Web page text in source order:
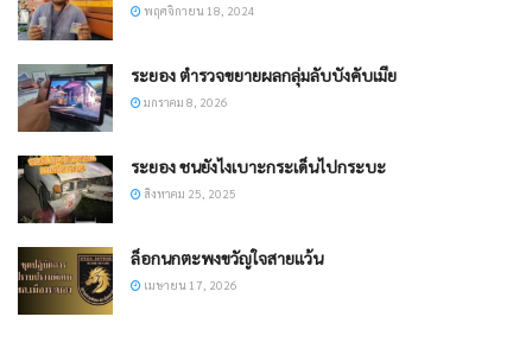
พฤศจิกายน 18, 2024
ระยอง ตำรวจขยายผลกลุ่มลับบังคับเมีย
มกราคม 8, 2026
ระยอง ชนยังไงเบาะกระเด็นไปกระบะ
สิงหาคม 25, 2025
ล็อกนกตะพงขวัญใจสายแว้น
เมษายน 17, 2026